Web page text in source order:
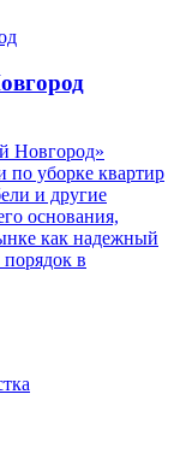
Новгород»
по уборке квартир
и другие
основания,
как надежный
порядок в